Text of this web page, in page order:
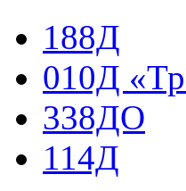
188Д
010Д
338ДО
114Д